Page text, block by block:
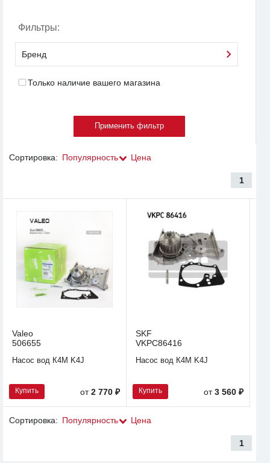
Фильтры:
Бренд
Только наличие вашего магазина
Сортировка: Популярность Цена
1
Valeo
506655
Насос вод К4М K4J
Купить от2 770 ₽
SKF
VKPC86416
Насос вод К4М K4J
Купить от3 560 ₽
Сортировка: Популярность Цена
1